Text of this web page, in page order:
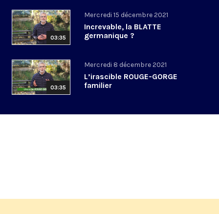
03:35
Mercredi 15 décembre 2021
Increvable, la BLATTE
germanique ?
03:35
Mercredi 8 décembre 2021
L’irascible ROUGE-GORGE
familier